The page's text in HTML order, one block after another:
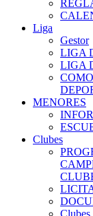
Liga
Gestor
LIGA
LIGA
MENORES
Clubes